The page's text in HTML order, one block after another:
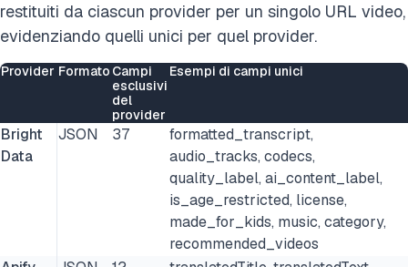
restituiti da ciascun provider per un singolo URL video,
evidenziando quelli unici per quel provider.
Provider Formato Campi
esclusivi
del
provider
Esempi di campi unici
Bright
Data
JSON 37
formatted_transcript,
audio_tracks, codecs,
quality_label, ai_content_label,
is_age_restricted, license,
made_for_kids, music, category,
recommended_videos